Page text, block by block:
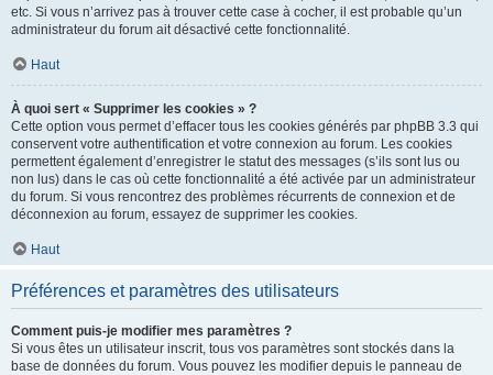
etc. Si vous n’arrivez pas à trouver cette case à cocher, il est probable qu’un
administrateur du forum ait désactivé cette fonctionnalité.
Haut
À quoi sert « Supprimer les cookies » ?
Cette option vous permet d’effacer tous les cookies générés par phpBB 3.3 qui
conservent votre authentification et votre connexion au forum. Les cookies
permettent également d’enregistrer le statut des messages (s’ils sont lus ou
non lus) dans le cas où cette fonctionnalité a été activée par un administrateur
du forum. Si vous rencontrez des problèmes récurrents de connexion et de
déconnexion au forum, essayez de supprimer les cookies.
Haut
Préférences et paramètres des utilisateurs
Comment puis-je modifier mes paramètres ?
Si vous êtes un utilisateur inscrit, tous vos paramètres sont stockés dans la
base de données du forum. Vous pouvez les modifier depuis le panneau de